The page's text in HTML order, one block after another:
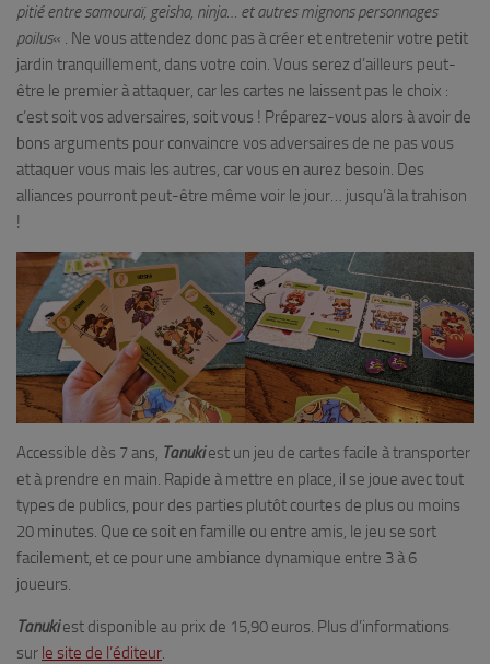
pitié entre samouraï, geisha, ninja… et autres mignons personnages
poilus« . Ne vous attendez donc pas à créer et entretenir votre petit
jardin tranquillement, dans votre coin. Vous serez d’ailleurs peut-
être le premier à attaquer, car les cartes ne laissent pas le choix :
c’est soit vos adversaires, soit vous ! Préparez-vous alors à avoir de
bons arguments pour convaincre vos adversaires de ne pas vous
attaquer vous mais les autres, car vous en aurez besoin. Des
alliances pourront peut-être même voir le jour… jusqu’à la trahison
!
Accessible dès 7 ans, Tanukiest un jeu de cartes facile à transporter
et à prendre en main. Rapide à mettre en place, il se joue avec tout
types de publics, pour des parties plutôt courtes de plus ou moins
20 minutes. Que ce soit en famille ou entre amis, le jeu se sort
facilement, et ce pour une ambiance dynamique entre 3 à 6
joueurs.
Tanukiest disponible au prix de 15,90 euros. Plus d’informations
sur le site de l’éditeur.